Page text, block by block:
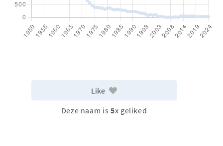
Like
Deze naam is 5x geliked